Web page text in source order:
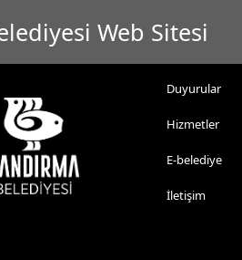
Web Sitesi
Duyurular
Hizmetler
E-belediye
İletişim